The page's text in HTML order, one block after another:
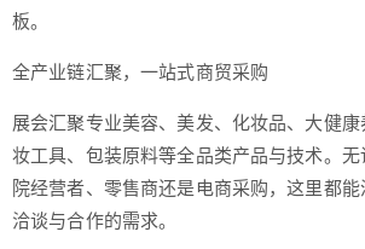
板。
全产业链汇聚，一站式商贸采购
展会汇聚专业美容、美发、化妆品、大健
妆工具、包装原料等全品类产品与技术。
院经营者、零售商还是电商采购，这里都能
洽谈与合作的需求。